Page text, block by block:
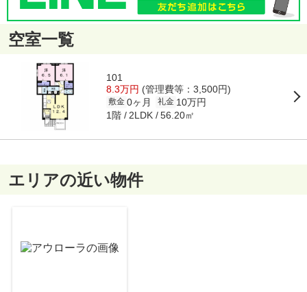
空室一覧
101
8.3万円 (管理費等：3,500円)
敷金 0ヶ月 礼金 10万円
1階 2LDK 56.20㎡
エリアの近い物件